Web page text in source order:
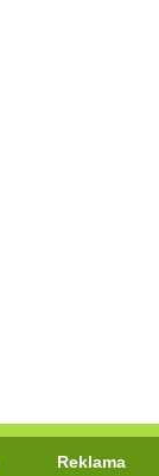
Reklama